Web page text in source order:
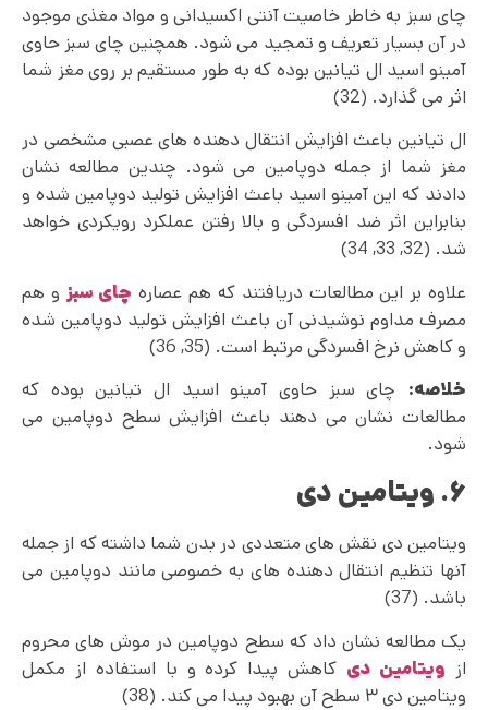
چای سبز به خاطر خاصیت آنتی اکسیدانی و مواد مغذی موجود
در آن بسیار تعریف و تمجید می شود. همچنین چای سبز حاوی
آمینو اسید ال تیانین بوده که به طور مستقیم بر روی مغز شما
اثر می گذارد. (32)
ال تیانین باعث افزایش انتقال دهنده های عصبی مشخصی در
مغز شما از جمله دوپامین می‌ شود. چندین مطالعه نشان
دادند که این آمینو اسید باعث افزایش تولید دوپامین شده و
بنابراین اثر ضد افسردگی و بالا رفتن عملکرد رویکردی خواهد
شد. (32, 33, 34)
علاوه بر این مطالعات دریافتند که هم عصاره چای سبز و هم
مصرف مداوم نوشیدنی آن باعث افزایش تولید دوپامین شده
و کاهش نرخ افسردگی مرتبط است. (35, 36)
خلاصه: چای سبز حاوی آمینو اسید ال تیانین بوده که
مطالعات نشان می دهند باعث افزایش سطح دوپامین می‌
شود.
۶. ویتامین دی
ویتامین دی نقش های متعددی در بدن شما داشته که از جمله
آنها تنظیم انتقال دهنده های به خصوصی مانند دوپامین می
باشد. (37)
یک مطالعه نشان داد که سطح دوپامین در موش های محروم
از ویتامین دی کاهش پیدا کرده و با استفاده از مکمل
ویتامین دی ۳ سطح آن بهبود پیدا می کند. (38)